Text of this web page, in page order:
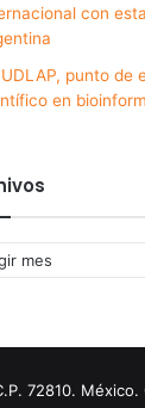
con
punto de
en
72810. México.